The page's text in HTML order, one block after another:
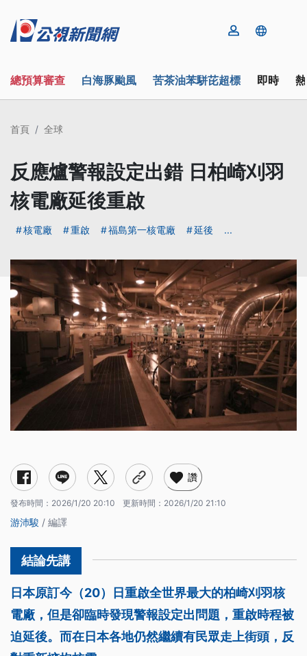
總預算審查 白海豚颱風 苦茶油苯駢芘超標 即時
首頁 全球
反應爐警報設定出錯 日柏崎刈羽
核電廠延後重啟
核電廠 重啟 福島第一核電廠 延後 ...
讚
發布時間： 2026/1/20 20:10 更新時間： 2026/1/20 21:10
游沛駿 / 編譯
日本原訂今（20）日重啟全世界最大的柏崎刈羽核
電廠，但是卻臨時發現警報設定出問題，重啟時程被
迫延後。而在日本各地仍然繼續有民眾走上街頭，反